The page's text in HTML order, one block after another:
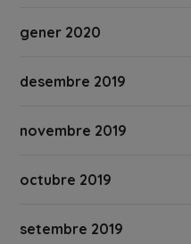
gener 2020
desembre 2019
novembre 2019
octubre 2019
setembre 2019